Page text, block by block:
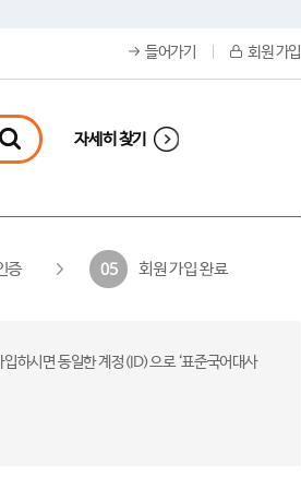
들어가기 회원 가입
자세히 찾기
증 05 회원 가입 완료
하시면 동일한 계정(ID)으로 ‘표준국어대사